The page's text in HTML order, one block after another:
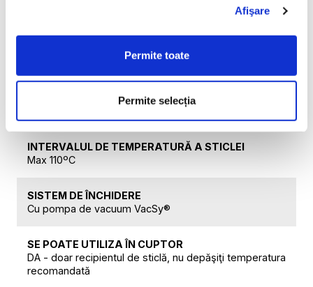
Afişare
Permite toate
Permite selecția
CULOAREA CAPACULUI
INTERVALUL DE TEMPERATURĂ PENTRU CAPACE
INTERVALUL DE TEMPERATURĂ A STICLEI
Max 110ºC
SISTEM DE ÎNCHIDERE
Cu pompa de vacuum VacSy®
SE POATE UTILIZA ÎN CUPTOR
DA - doar recipientul de sticlă, nu depăşiţi temperatura
recomandată